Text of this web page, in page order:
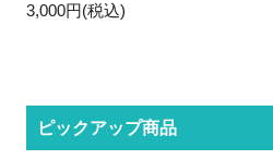
3,000円(税込)
ピックアップ商品